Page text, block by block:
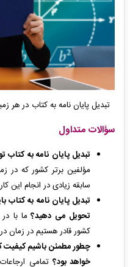
تبدیل پایان نامه به کتاب در
سؤالات متداول
تبدیل پایان نامه به
مؤلفین برتر کشور که
سابقه زیادی در انجام این
تبدیل پایان نامه به کتاب
تحویل می دهید؟ ما با
کشور قادر هستیم در زمان
چطور مطمئن باشیم کیفیت
خواهد بود؟ تمامی